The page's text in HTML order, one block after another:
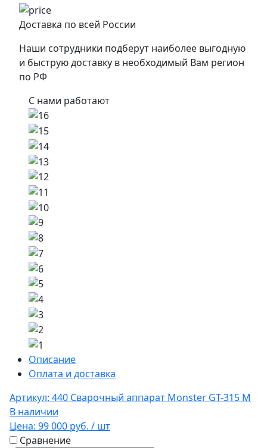
Доставка по всей России
Наши сотрудники подберут наиболее выгодную
и быструю доставку в необходимый Вам регион
по РФ
С нами работают
Описание
Оплата и доставка
Артикул: 440 Сварочный аппарат Monster GT-315 М
В наличии
Цена: 99 000 руб. / шт
Сравнение